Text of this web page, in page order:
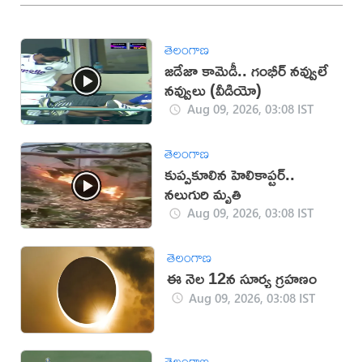
తెలంగాణ
జడేజా కామెడీ.. గంభీర్ నవ్వులే
నవ్వులు (వీడియో)
Aug 09, 2026, 03:08 IST
తెలంగాణ
కుప్పకూలిన హెలికాప్టర్..
నలుగురి మృతి
Aug 09, 2026, 03:08 IST
తెలంగాణ
ఈ నెల 12న సూర్య గ్రహణం
Aug 09, 2026, 03:08 IST